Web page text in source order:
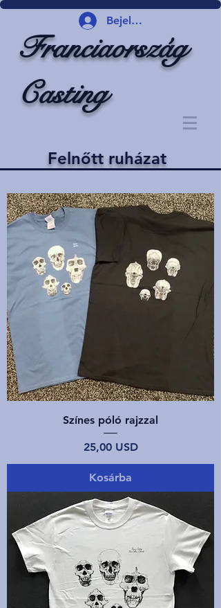
Bejelentkezés
Franciaország
Casting
Felnőtt ruházat
Színes póló rajzzal
Ár
25,00 USD
Kosárba